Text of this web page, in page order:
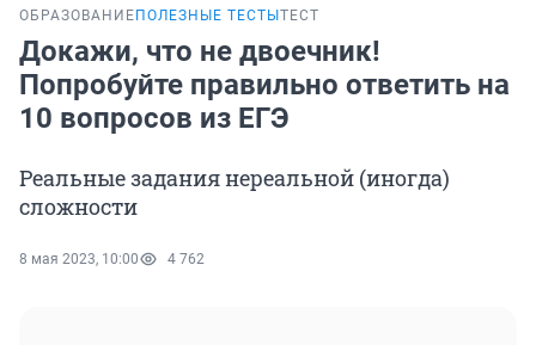
ОБРАЗОВАНИЕ ПОЛЕЗНЫЕ ТЕСТЫ ТЕСТ
Докажи, что не двоечник!
Попробуйте правильно ответить на
10 вопросов из ЕГЭ
Реальные задания нереальной (иногда)
сложности
8 мая 2023, 10:00 4 762